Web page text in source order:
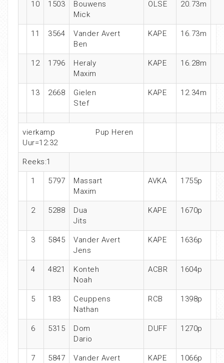
10 1503
Bouwens
Mick
OLSE 20.73m
11 3564
Vander Avert
Ben
KAPE 16.73m
12 1796
Heraly
Maxim
KAPE 16.28m
13 2668
Gielen
Stef
KAPE 12.34m
vierkamp
Pup Heren
Uur=12:32
Reeks:1
1 5797
Massart
Maxim
AVKA 1755p
2 5288
Dua
Jits
KAPE 1670p
3 5845
Vander Avert
Jens
KAPE 1636p
4 4821
Konteh
Noah
ACBR 1604p
5 183
Ceuppens
Nathan
RCB 1398p
6 5315
Dom
Dario
DUFF 1270p
7 5847
Vander Avert
KAPE 1066p